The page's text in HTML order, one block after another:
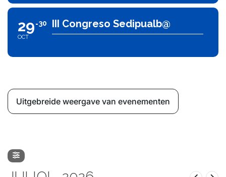
29
OCT
30 III Congreso Sedipualb@
Uitgebreide weergave van evenementen